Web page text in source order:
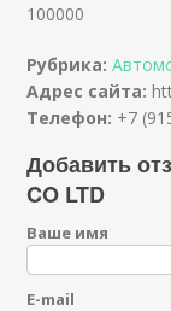
100000
Рубрика:
Адрес сайта:
Телефон: +7
Добавить
CO LTD
Ваше имя
E-mail